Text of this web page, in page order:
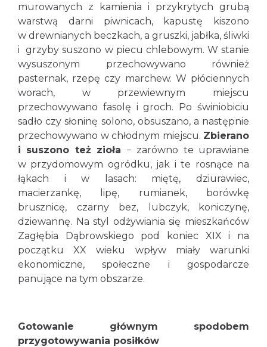
murowanych z kamienia i przykrytych grubą
warstwą darni piwnicach, kapustę kiszono
w drewnianych beczkach, a gruszki, jabłka, śliwki
i grzyby suszono w piecu chlebowym. W stanie
wysuszonym przechowywano również
pasternak, rzepę czy marchew. W płóciennych
worach, w przewiewnym miejscu
przechowywano fasolę i groch. Po świniobiciu
sadło czy słoninę solono, obsuszano, a następnie
przechowywano w chłodnym miejscu. Zbierano
i suszono też zioła − zarówno te uprawiane
w przydomowym ogródku, jak i te rosnące na
łąkach i w lasach: miętę, dziurawiec,
macierzankę, lipę, rumianek, borówkę
brusznicę, czarny bez, lubczyk, koniczynę,
dziewannę. Na styl odżywiania się mieszkańców
Zagłębia Dąbrowskiego pod koniec XIX i na
początku XX wieku wpływ miały warunki
ekonomiczne, społeczne i gospodarcze
panujące na tym obszarze.
Gotowanie głównym spodobem
przygotowywania posiłków